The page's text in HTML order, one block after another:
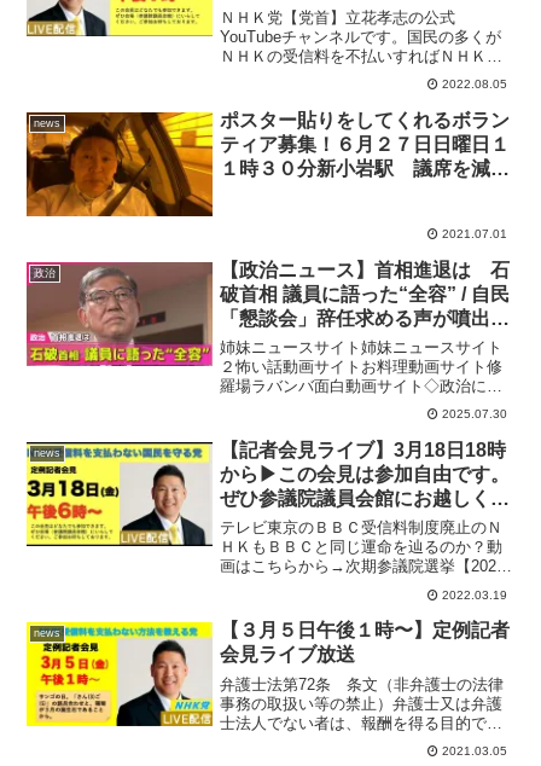
会館でお待ちしております。
ＮＨＫ党【党首】立花孝志の公式
YouTubeチャンネルです。国民の多くが
ＮＨＫの受信料を不払いすればＮＨＫぶ
っ壊せます。よって、スクランブル放送
実施までは、ＮＨＫ受信料を不払いする
国民を増やすことを目指します。よっ
て、受信料不払い者がＮＨＫ...
2022.08.05
news
ポスター貼りをしてくれるボラン
ティア募集！６月２７日日曜日１
１時３０分新小岩駅 議席を減ら
2021.07.01
政治
【政治ニュース】首相進退は 石
破首相 議員に語った“全容” / 自民
「懇談会」辞任求める声が噴出
石破首相は“続投”理解求める──
政治まとめニュースライブ （日
テレNEWS LIVE）
姉妹ニュースサイト姉妹ニュースサイト
２怖い話動画サイトお料理動画サイト修
羅場ラバンバ面白動画サイト◇政治に関
するニュースについてまとめました【ラ
インアップ】・石破首相、野党の党首ら
と会談 進退は…受け止めに“温度差”も・
【解説】首相に逆風…...
2025.07.30
news
【記者会見ライブ】3月18日18時
から▶︎この会見は参加自由です。
ぜひ参議院議員会館にお越しくだ
さい。お待ちしております。
テレビ東京のＢＢＣ受信料制度廃止のＮ
ＨＫもＢＢＣと同じ運命を辿るのか？動
画はこちらから→次期参議院選挙【2022
年6月23日公示・7月10日投票日・予定】
にＮＨＫ党から立候補する方のオーディ
ションを行います。投票に参加して頂け
る方を募集して...
2022.03.19
news
【３月５日午後１時〜】定例記者
会見ライブ放送
弁護士法第72条 条文（非弁護士の法律
事務の取扱い等の禁止）弁護士又は弁護
士法人でない者は、報酬を得る目的で訴
訟事件、非訟事件及び審査請求、異議申
立て、再審査請求等行政庁に対する不服
2021.03.05